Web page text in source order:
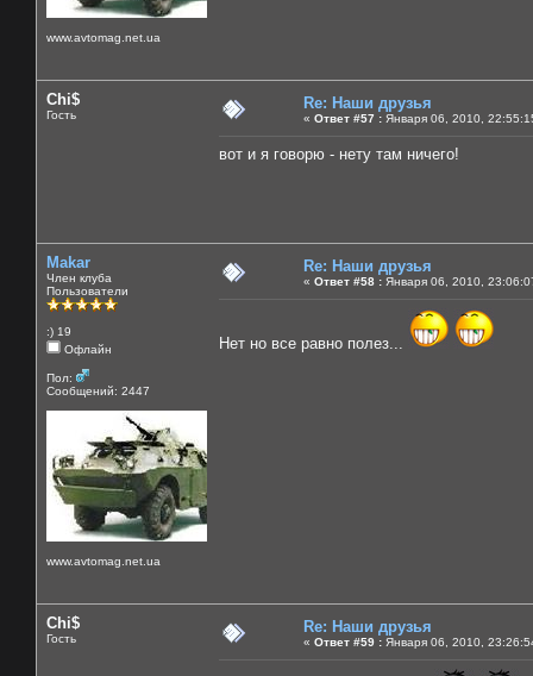
www.avtomag.net.ua
Chi$
Гость
Re: Наши друзья
« Ответ #57 : Января 06, 2010,
вот и я говорю - нету там ничего!
Makar
Член клуба
Пользователи
:) 19
Офлайн
Пол:
Сообщений: 2447
www.avtomag.net.ua
Re: Наши друзья
« Ответ #58 : Января 06, 2010,
Нет но все равно полез...
Chi$
Гость
Re: Наши друзья
« Ответ #59 : Января 06, 2010,